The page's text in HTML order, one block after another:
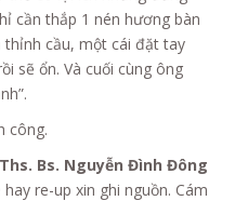
cần thắp 1 nén hương bàn
cầu, một cái đặt tay
sẽ ổn. Và cuối cùng ông
công.
Ths. Bs. Nguyễn Đình Đông
re-up xin ghi nguồn. Cám